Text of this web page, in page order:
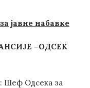
јавне набавке
–ОДСЕК
Шеф Одсека за